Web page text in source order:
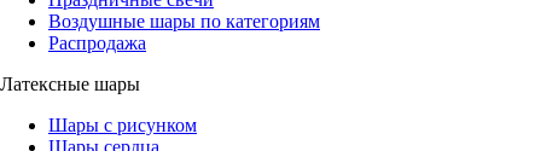
Воздушные шары по категориям
Распродажа
Латексные шары
Шары с рисунком
Шары сердца